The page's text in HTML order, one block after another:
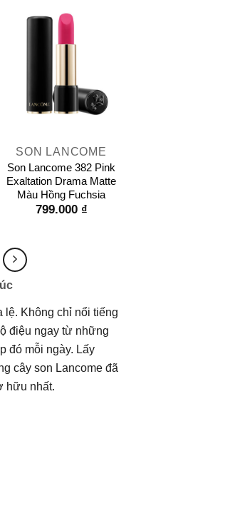
SON LANCOME
Son Lancome 382 Pink
Exaltation Drama Matte
Màu Hồng Fuchsia
799.000 ₫
lệ. Không chỉ nổi tiếng
điệu ngay từ những
đó mỗi ngày. Lấy
cây son Lancome đã
hữu nhất.